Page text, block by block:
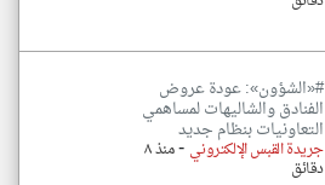
#«الشؤون»: عودة عروض
الفنادق والشاليهات لمساهمي
التعاونيات بنظام جديد
جريدة القبس الإلكتروني- منذ ٨
دقائق